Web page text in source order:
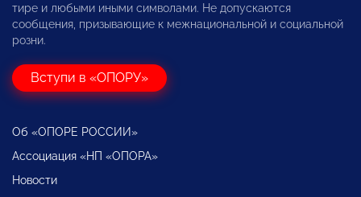
тире и любыми иными символами. Не допускаются
сообщения, призывающие к межнациональной и социальной
розни.
Вступи в «ОПОРУ»
Об «ОПОРЕ РОССИИ»
Ассоциация «НП «ОПОРА»
Новости